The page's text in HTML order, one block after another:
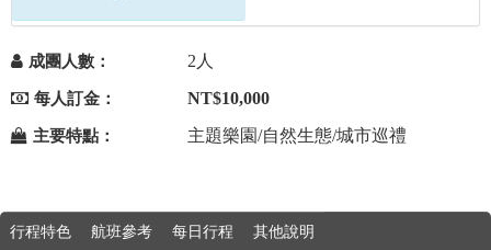
成團人數： 2人
每人訂金： NT$10,000
主要特點： 主題樂園/自然生態/城市巡禮
行程特色 航班參考 每日行程 其他說明